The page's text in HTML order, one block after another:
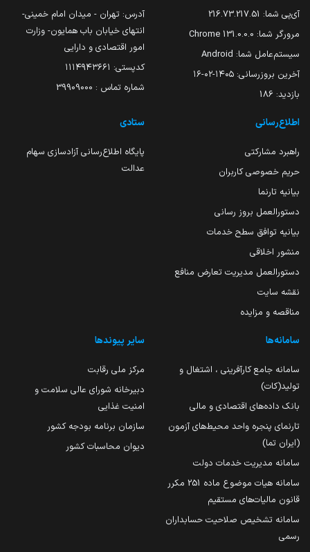
آی‌پی شما: 216.73.217.51
مرورگر شما: 131.0.0.0 Chrome
سیستم‌عامل شما: Android
آخرین بروزرسانی: ۱۴۰۵-۰۲-۱۶
بازدید: 186
آدرس: تهران - میدان امام خمینی-
انتهای خیابان باب همایون- وزارت
امور اقتصادی و دارایی
کدپستی: ۱۱۱۴۹۴۳۶۶۱
شماره تماس : 39909000
اطلاع‌رسانی
راهبرد مشارکتی
حریم خصوصی کاربران
بیانیه تارنما
دستورالعمل بروز رسانی
بیانیه توافق سطح خدمات
منشور اخلاقی
دستورالعمل مدیریت تعارض منافع
نقشه سایت
مناقصه و مزایده
ستادی
پایگاه اطلاع‌رسانی آزادسازی سهام
عدالت
سامانه‌ها
سامانه جامع کارآفرینی ، اشتغال و
تولید(کات)
بانک داده‌های اقتصادی و مالی
تارنمای پنجره واحد محیط‌های آزمون
(ایران تما)
سامانه مدیریت خدمات دولت
سامانه هیات موضوع ماده 251 مکرر
قانون مالیات‌های مستقیم
سامانه تشخیص صلاحیت حسابداران
رسمی
سایر پیوندها
مرکز ملی رقابت
دبیرخانه شورای عالی سلامت و
امنیت غذایی
سازمان برنامه بودجه کشور
دیوان محاسبات کشور